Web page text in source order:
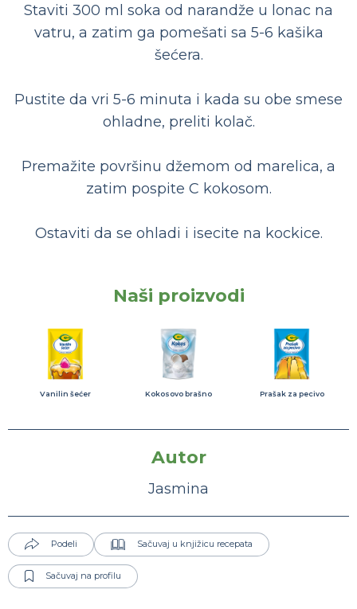
Staviti 300 ml soka od narandže u lonac na
vatru, a zatim ga pomešati sa 5-6 kašika
šećera.
Pustite da vri 5-6 minuta i kada su obe smese
ohladne, preliti kolač.
Premažite površinu džemom od marelica, a
zatim pospite C kokosom.
Ostaviti da se ohladi i isecite na kockice.
Naši proizvodi
Vanilin šećer Kokosovo brašno Prašak za pecivo
Autor
Jasmina
Podeli Sačuvaj u knjižicu recepata
Sačuvaj na profilu